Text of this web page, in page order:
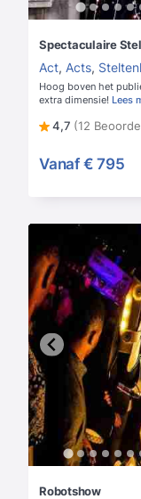
Spectaculaire
Act, Acts,
Hoog boven het
extra dimensie! Lees
4,7 (12
Vanaf € 795
Robotshow